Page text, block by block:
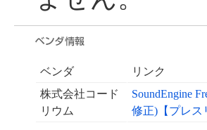
ベンダ
リンク
株式会社コード
リウム
SoundEngine
修正)【プレス